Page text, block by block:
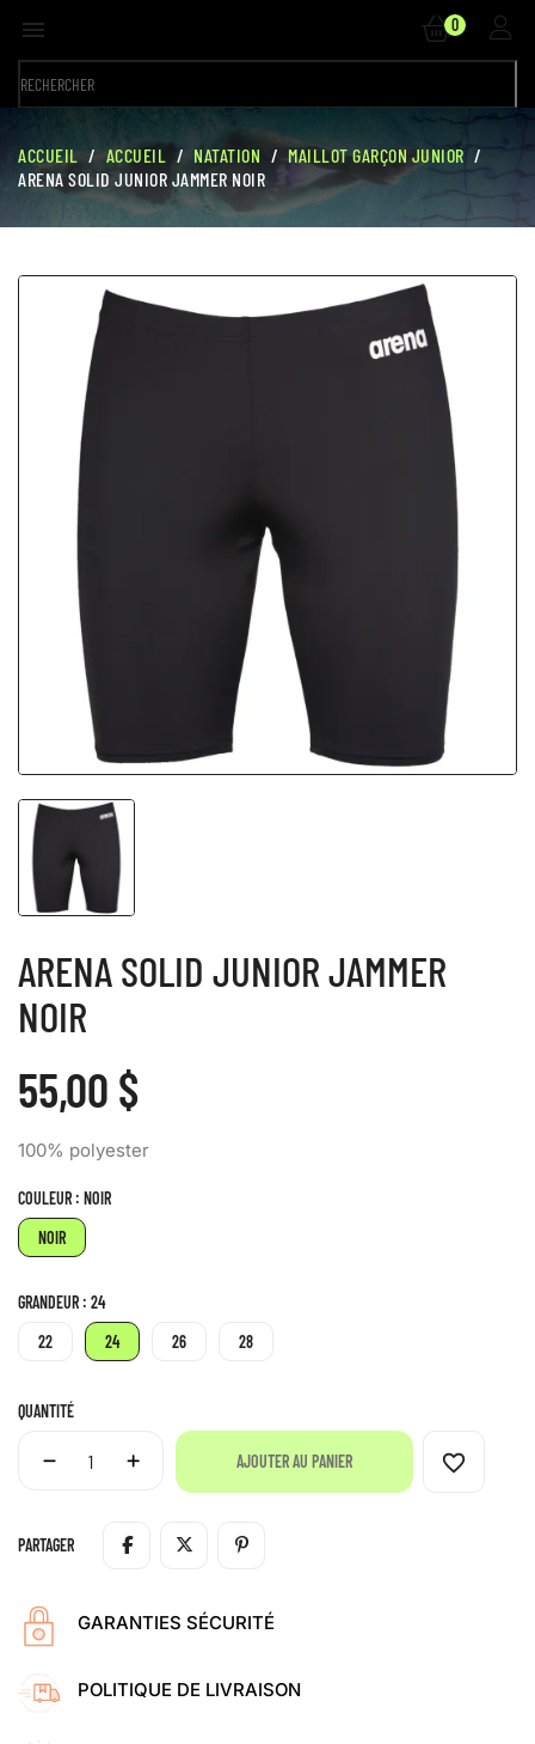
 0
ACCUEIL ACCUEIL NATATION
MAILLOT GARÇON JUNIOR
ARENA SOLID JUNIOR JAMMER NOIR
ARENA SOLID JUNIOR JAMMER
NOIR
55,00 $
100% polyester
COULEUR : NOIR
NOIR
GRANDEUR : 24
22
24 26 28
QUANTITÉ
AJOUTER AU PANIER favorite_border
PARTAGER
GARANTIES SÉCURITÉ
POLITIQUE DE LIVRAISON